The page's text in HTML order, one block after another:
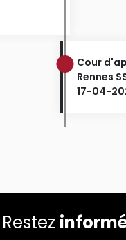
Cour
Rennes
17-04-
Restez